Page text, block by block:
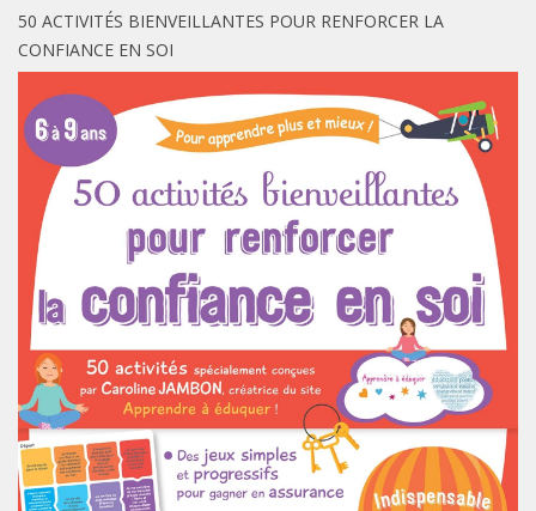
50 ACTIVITÉS BIENVEILLANTES POUR RENFORCER LA
CONFIANCE EN SOI